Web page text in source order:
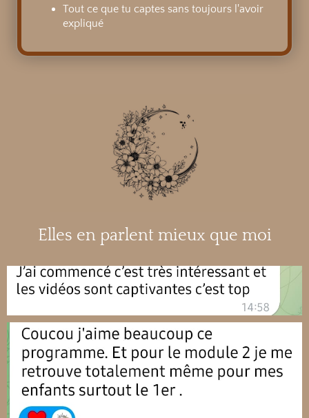
Tout ce que tu captes sans toujours l'avoir
expliqué
Elles en parlent mieux que moi